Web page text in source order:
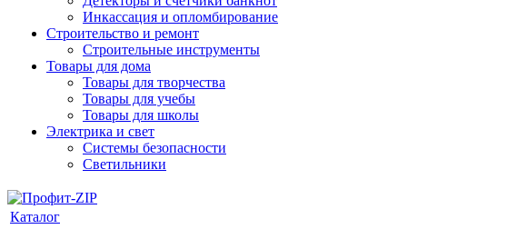
Инкассация и опломбирование
Строительство и ремонт
Строительные инструменты
Товары для дома
Товары для творчества
Товары для учебы
Товары для школы
Электрика и свет
Системы безопасности
Светильники
Каталог